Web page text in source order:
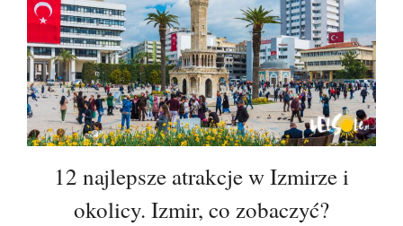
12 najlepsze atrakcje w Izmirze i
okolicy. Izmir, co zobaczyć?